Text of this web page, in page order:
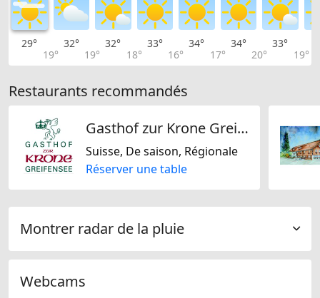
29°
19°
32°
19°
32°
18°
33°
16°
34°
17°
34°
20°
33°
19°
Restaurants recommandés
Gasthof zur Krone Greifensee
Suisse, De saison, Régionale
Réserver une table
Montrer radar de la pluie
Webcams